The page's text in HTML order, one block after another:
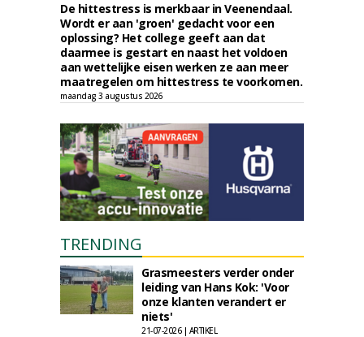
De hittestress is merkbaar in Veenendaal.
Wordt er aan 'groen' gedacht voor een
oplossing? Het college geeft aan dat
daarmee is gestart en naast het voldoen
aan wettelijke eisen werken ze aan meer
maatregelen om hittestress te voorkomen.
maandag 3 augustus 2026
TRENDING
Grasmeesters verder onder
leiding van Hans Kok: 'Voor
onze klanten verandert er
niets'
21-07-2026 | ARTIKEL